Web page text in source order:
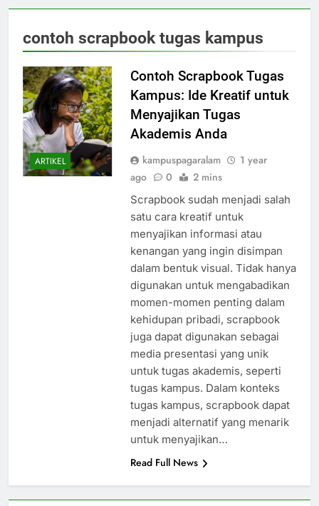
contoh scrapbook tugas kampus
ARTIKEL
Contoh Scrapbook Tugas
Kampus: Ide Kreatif untuk
Menyajikan Tugas
Akademis Anda
kampuspagaralam
1 year
ago
0 2 mins
Scrapbook sudah menjadi salah
satu cara kreatif untuk
menyajikan informasi atau
kenangan yang ingin disimpan
dalam bentuk visual. Tidak hanya
digunakan untuk mengabadikan
momen-momen penting dalam
kehidupan pribadi, scrapbook
juga dapat digunakan sebagai
media presentasi yang unik
untuk tugas akademis, seperti
tugas kampus. Dalam konteks
tugas kampus, scrapbook dapat
menjadi alternatif yang menarik
untuk menyajikan…
Read Full News